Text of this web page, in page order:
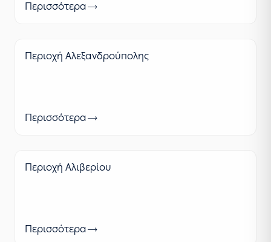
Περισσότερα
Περιοχή Αλεξανδρούπολης
Περισσότερα
Περιοχή Αλιβερίου
Περισσότερα